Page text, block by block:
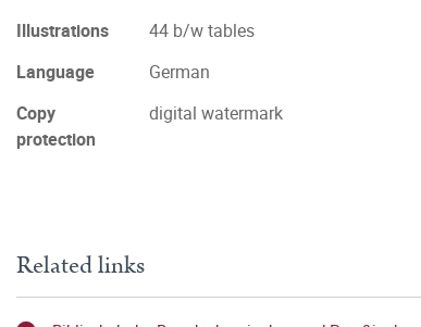
Illustrations
44 b/w tables
Language
German
Copy
protection
digital watermark
Related links